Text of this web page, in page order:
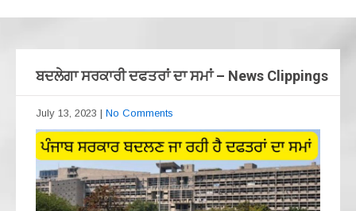
ਬਦਲੇਗਾ ਸਰਕਾਰੀ ਦਫਤਰਾਂ ਦਾ ਸਮਾਂ – News Clippings
July 13, 2023 | No Comments